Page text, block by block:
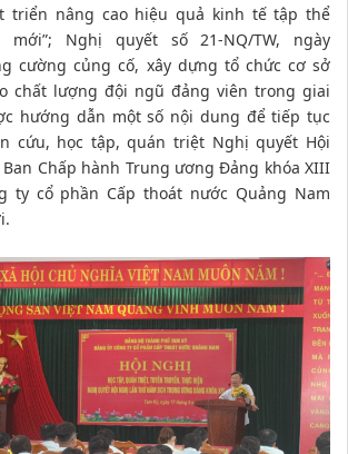
triển nâng cao hiệu quả kinh tế tập thể
Nghị quyết số 21-NQ/TW, ngày
cường củng cố, xây dựng tổ chức cơ sở
chất lượng đội ngũ đảng viên trong giai
hướng dẫn một số nội dung để tiếp tục
cứu, học tập, quán triệt Nghị quyết Hội
Chấp hành Trung ương Đảng khóa XIII
ty cổ phần Cấp thoát nước Quảng Nam